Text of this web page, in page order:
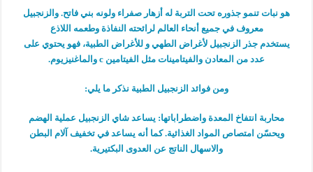
هو نبات تنمو جذوره تحت التربة له أزهار صفراء ولونه بني فاتح. والزنجبيل
معروف في جميع أنحاء العالم لرائحته النفاذة وطعمه اللاذع
يستخدم جذر الزنجبيل لأغراض الطهي و للأغراض الطبية، فهو يحتوي على
عدد من المعادن والفيتامينات مثل الفيتامين c والماغنيزيوم.
ومن فوائد الزنجبيل الطبية نذكر ما يلي:
محاربة انتفاخ المعدة واضطراباتها: يساعد شاي الزنجبيل عملية الهضم
ويحسّن امتصاص المواد الغذائية. كما أنه يساعد في تخفيف آلام البطن
والاسهال الناتج عن العدوى البكتيرية.